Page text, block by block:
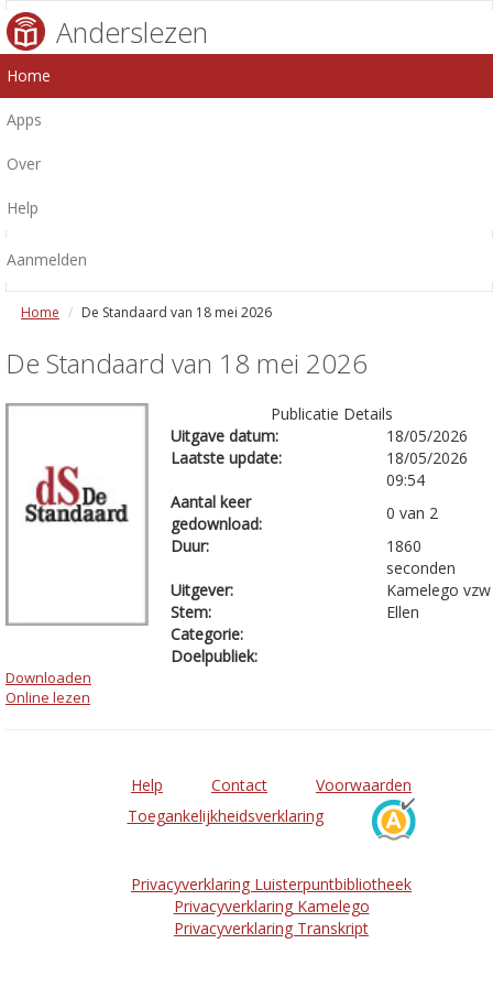
Anderslezen
Home
Apps
Over
Help
Aanmelden
Home De Standaard van 18 mei 2026
De Standaard van 18 mei 2026
Publicatie Details
Uitgave datum:
18/05/2026
Laatste update:
18/05/2026
09:54
Aantal keer
gedownload:
0 van 2
Duur:
1860
seconden
Uitgever:
Kamelego vzw
Stem:
Ellen
Categorie:
Doelpubliek:
Downloaden
Online lezen
Help Contact
Voorwaarden
Toegankelijkheidsverklaring
Privacyverklaring Luisterpuntbibliotheek
Privacyverklaring Kamelego
Privacyverklaring Transkript